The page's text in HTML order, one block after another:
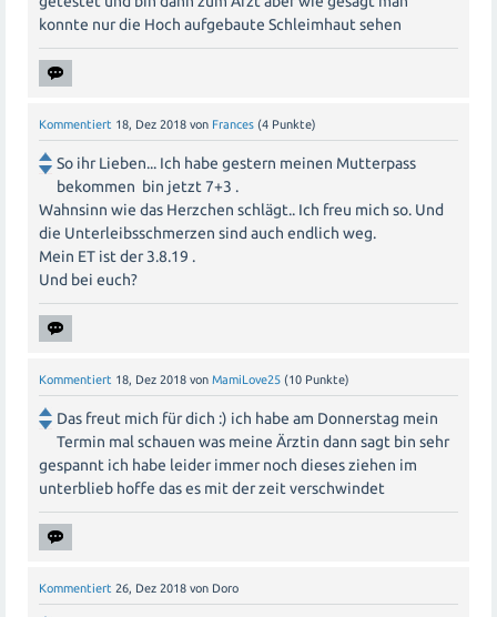
konnte nur die Hoch aufgebaute Schleimhaut sehen
Kommentiert 18, Dez 2018 von Frances (4 Punkte)
So ihr Lieben... Ich habe gestern meinen Mutterpass
bekommen bin jetzt 7+3 .
Wahnsinn wie das Herzchen schlägt.. Ich freu mich so. Und
die Unterleibsschmerzen sind auch endlich weg.
Mein ET ist der 3.8.19 .
Und bei euch?
Kommentiert 18, Dez 2018 von MamiLove25 (10 Punkte)
Das freut mich für dich :) ich habe am Donnerstag mein
Termin mal schauen was meine Ärztin dann sagt bin sehr
gespannt ich habe leider immer noch dieses ziehen im
unterblieb hoffe das es mit der zeit verschwindet
Kommentiert 26, Dez 2018 von Doro